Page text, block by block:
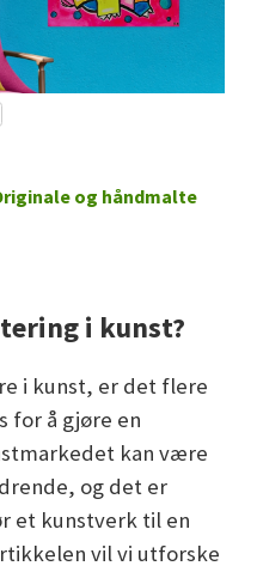
og håndmalte
i kunst?
i kunst, er det flere
for å gjøre en
kan være
og det er
et kunstverk til en
vil vi utforske